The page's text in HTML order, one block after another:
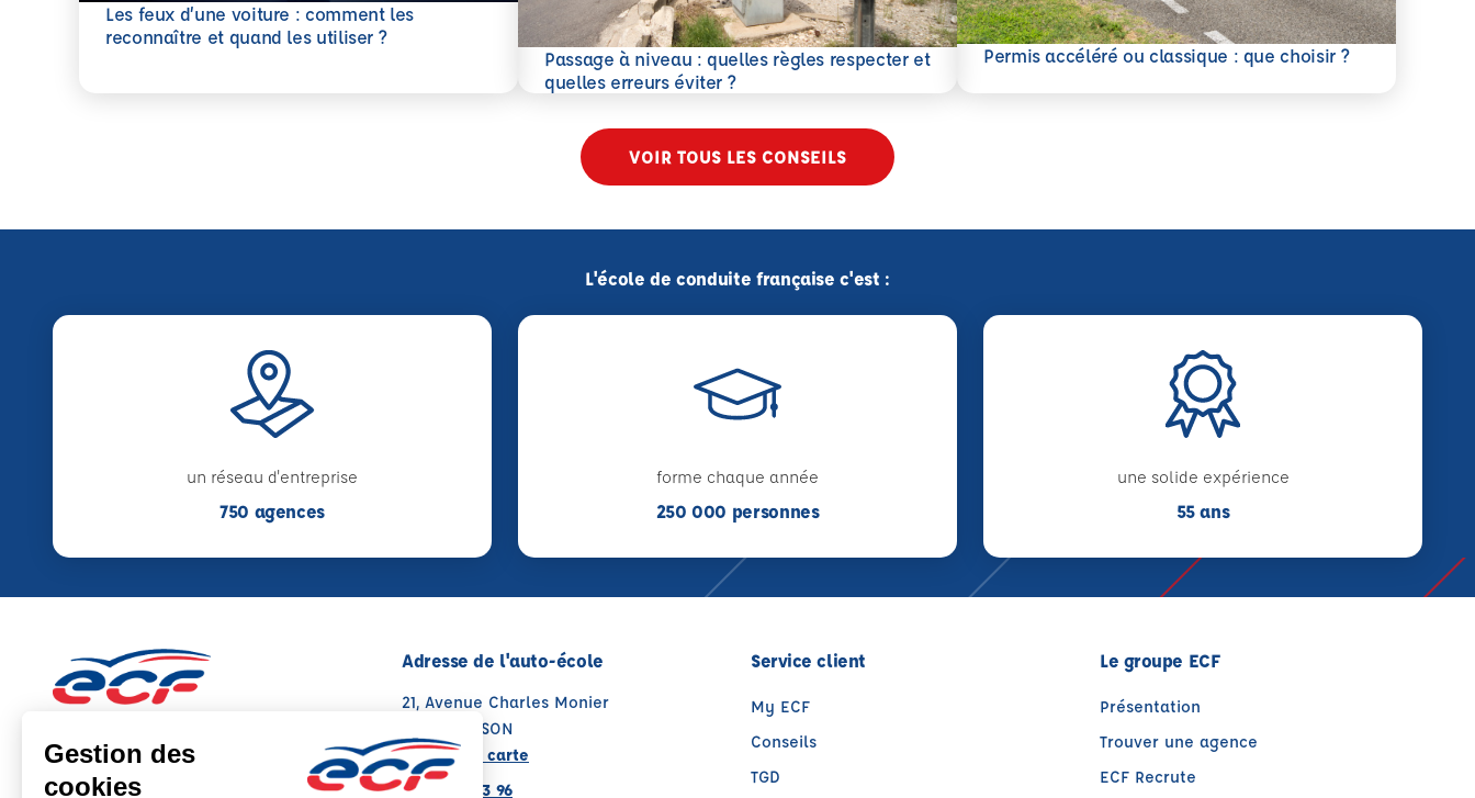
Les feux d’une voiture : comment les
reconnaître et quand les utiliser ?
En savoir plus
Passage à niveau : quelles règles respecter et
quelles erreurs éviter ?
En savoir plus
Permis accéléré ou classique : que choisir ?
En savoir plus
VOIR TOUS LES CONSEILS
L'école de conduite française c'est :
un réseau d'entreprise
750 agences
forme chaque année
250 000 personnes
une solide expérience
55 ans
Note : 4.4/5
Moyenne calculée sur 60 avis
Adresse de l'auto-école
21, Avenue Charles Monier
77240 CESSON
Voir sur la carte
01 64 37 03 96
Service client
My ECF
Conseils
TGD
Le groupe ECF
Présentation
Trouver une agence
ECF Recrute